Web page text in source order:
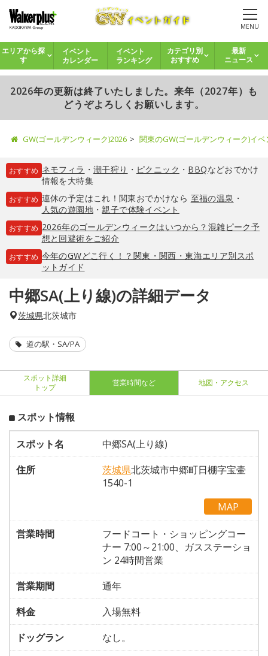
MENU
エリアから探
す
イベント
カレンダー
イベント
ランキング
カテゴリ別
おすすめ
最新
ニュース
2026年の更新は終了いたしました。来年（2027年）も
どうぞよろしくお願いします。
GW(ゴールデンウィーク)2026 関東のGW(ゴールデンウィーク)イ
おすすめ ネモフィラ ・ 潮干狩り ・ ピクニック ・ BBQなどおでかけ
情報を大特集
おすすめ 連休の予定はこれ！関東おでかけなら 至福の温泉 ・
人気の遊園地・親子で体験イベント
おすすめ 2026年のゴールデンウィークはいつから？混雑ピーク予
想と回避術をご紹介
おすすめ 今年のGWどこ行く！？関東・関西・東海エリア別スポ
ットガイド
中郷SA(上り線)の詳細データ
茨城県北茨城市
道の駅・SA/PA
スポット詳細
トップ
営業時間など 地図・アクセス
スポット情報
スポット名
中郷SA(上り線)
住所
茨城県北茨城市中郷町日棚字宝壷
1540-1
MAP
営業時間
フードコート・ショッピングコー
ナー 7:00～21:00、ガスステーショ
ン 24時間営業
営業期間
通年
料金
入場無料
ドッグラン
なし。